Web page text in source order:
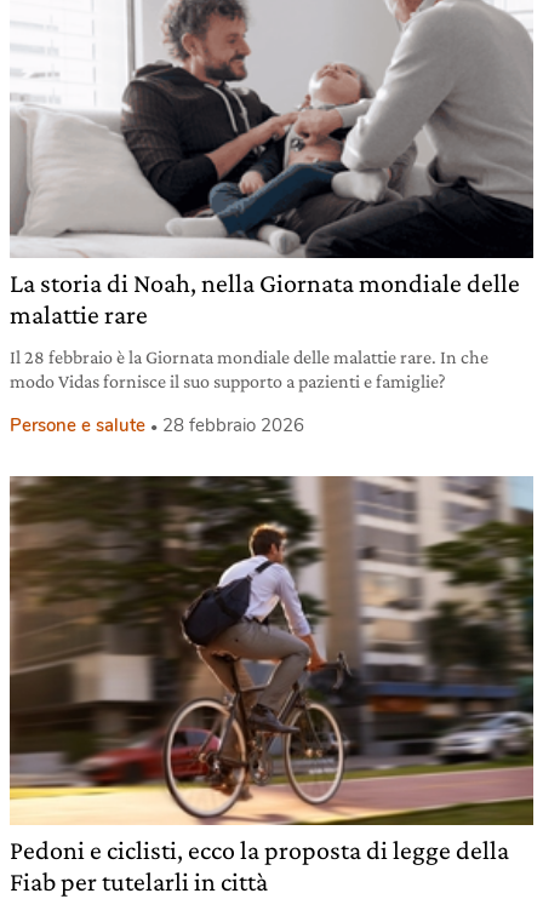
La storia di Noah, nella Giornata mondiale delle
malattie rare
Il 28 febbraio è la Giornata mondiale delle malattie rare. In che
modo Vidas fornisce il suo supporto a pazienti e famiglie?
Persone e salute 28 febbraio 2026
Pedoni e ciclisti, ecco la proposta di legge della
Fiab per tutelarli in città